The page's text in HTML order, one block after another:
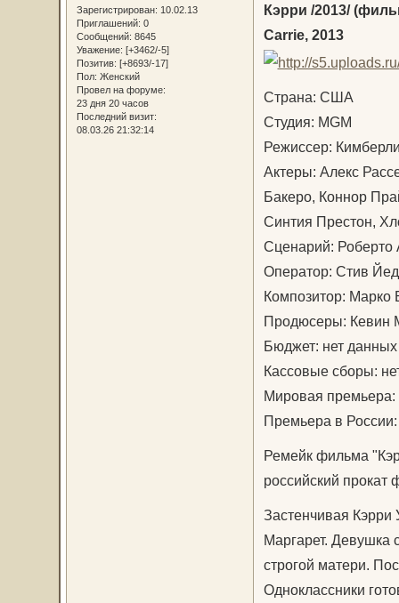
Зарегистрирован: 10.02.13
Приглашений: 0
Сообщений: 8645
Уважение: [+3462/-5]
Позитив: [+8693/-17]
Пол: Женский
Провел на форуме:
23 дня 20 часов
Последний визит:
08.03.26 21:32:14
Кэрри /2013/
Carrie, 2013
Страна: США
Студия: MGM
Режиссер:
Актеры: Алекс
Бакеро, Коннор
Синтия Престон,
Сценарий: Роберто
Оператор: Стив
Композитор: Марко
Продюсеры: Кевин
Бюджет: нет данных
Кассовые сборы:
Мировая премьера:
Премьера в
Ремейк фильма
российский прокат
Застенчивая
Маргарет. Девушка
строгой матери.
Одноклассники